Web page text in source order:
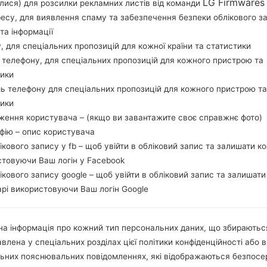
схожі за зовнішнім виглядом та мають спільні
core 1.14 GHz Cortex-A53 Mediatek MT6753 з 2GB
серії LG X Cam Dual LTE мають 3.5mm jack і
порт підтримує microUSB 2.0, а також Wi-
співвідношення екрану до тіла) з роздільною
LCD.
для розсилки рекламних листів від команди LG Firmwares
для виявлення спаму та забезпечення безпеки облікового
інформації
для спеціальних пропозицій для кожної країни та статистики
для спеціальних пропозицій для кожного пристрою та
телефону для спеціальних пропозицій для кожного пристрою та
користувача – (якщо ви завантажите своє справжнє фото)
– опис користувача
запису у fb – щоб увійти в обліковий запис та залишати
Ваш логін у Facebook
запису google – щоб увійти в обліковий запис та залишати
використовуючи Ваш логін Google
інформація про кожний тип персональних даних, що
у спеціальних розділах цієї політики конфіденційності або в
пояснювальних повідомленнях, які відображаються